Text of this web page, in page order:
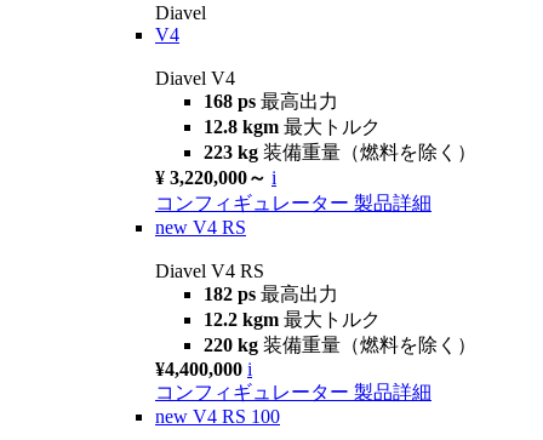
Diavel
V4
Diavel V4
168 ps 最高出力
12.8 kgm 最大トルク
223 kg 装備重量（燃料を除く）
¥ 3,220,000～ i
コンフィギュレーター 製品詳細
new V4 RS
Diavel V4 RS
182 ps 最高出力
12.2 kgm 最大トルク
220 kg 装備重量（燃料を除く）
¥4,400,000 i
コンフィギュレーター 製品詳細
new V4 RS 100